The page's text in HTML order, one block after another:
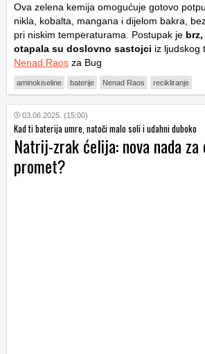
Ova zelena kemija omogućuje gotovo
nikla, kobalta, mangana i dijelom bakra,
pri niskim temperaturama. Postupak je
otapala su doslovno sastojci iz ljudskog
Nenad Raos za Bug
aminokiseline baterije Nenad Raos recikliranje
03.06.2025. (15:00)
Kad ti baterija umre, natoči malo soli i udahni duboko
Natrij-zrak ćelija: nova nada
promet?